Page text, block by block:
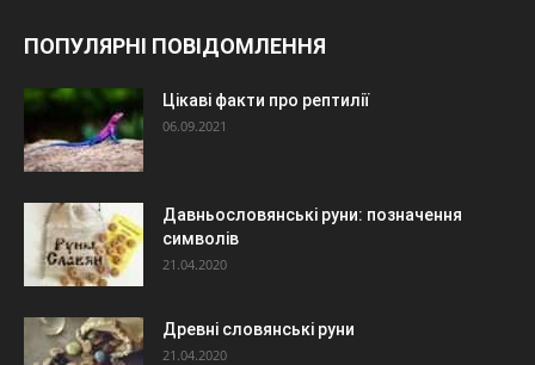
ПОПУЛЯРНІ ПОВІДОМЛЕННЯ
Цікаві факти про рептилії
06.09.2021
Давньословянські руни: позначення
символів
21.04.2020
Древні словянські руни
21.04.2020